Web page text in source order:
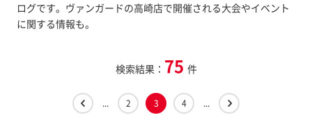
ログです。ヴァンガードの高崎店で開催される大会やイベント
に関する情報も。
検索結果： 75 件
... 2 3 4 ...